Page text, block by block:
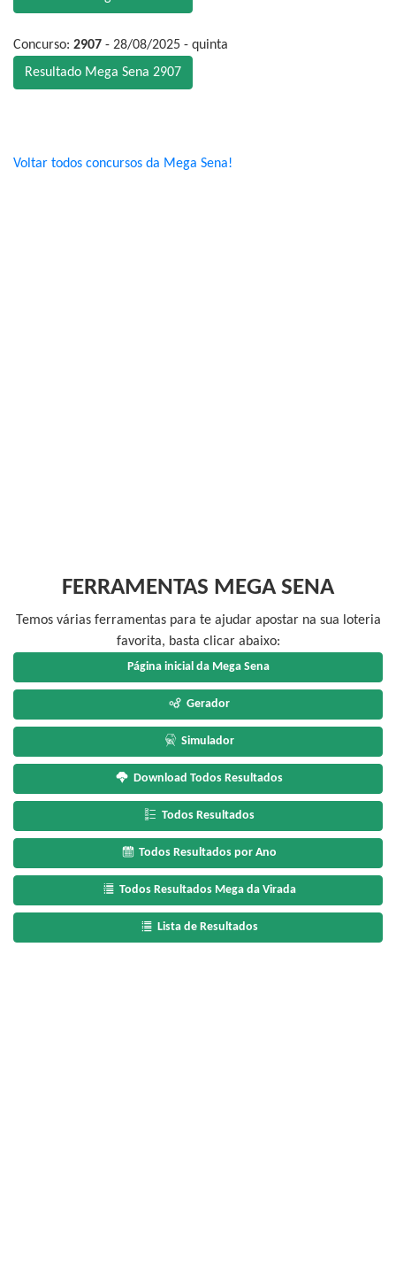
Concurso: 2907 - 28/08/2025 - quinta
Resultado Mega Sena 2907
Voltar todos concursos da Mega Sena!
FERRAMENTAS MEGA SENA
Temos várias ferramentas para te ajudar apostar na sua loteria
favorita, basta clicar abaixo:
Página inicial da Mega Sena
Gerador
Simulador
Download Todos Resultados
Todos Resultados
Todos Resultados por Ano
Todos Resultados Mega da Virada
Lista de Resultados